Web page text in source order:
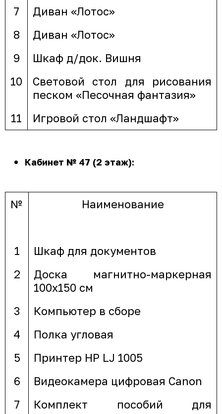
7
Диван «Лотос»
8
Диван «Лотос»
9
Шкаф д/док. Вишня
10
Световой стол для рисования
песком «Песочная фантазия»
11
Игровой стол «Ландшафт»
Кабинет № 47 (2 этаж):
№ Наименование
1
Шкаф для документов
2
Доска магнитно-маркерная
100х150 см
3
Компьютер в сборе
4
Полка угловая
5
Принтер HP LJ 1005
6
Видеокамера цифровая Canon
7
Комплект пособий для